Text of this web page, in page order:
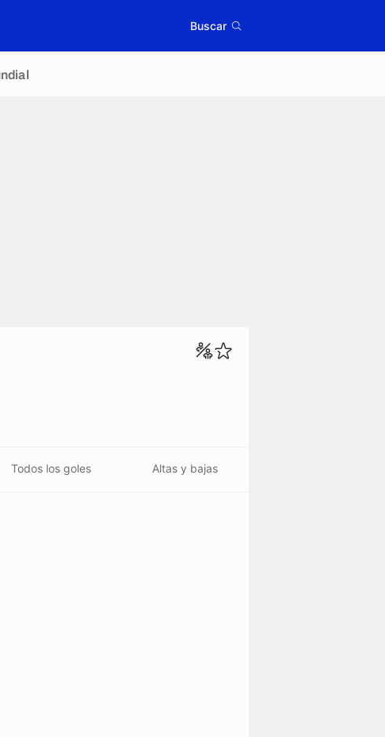
Buscar
Todos los goles Altas y bajas